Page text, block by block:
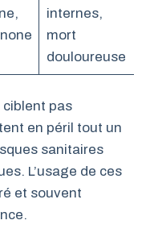
internes,
mort
douloureuse
ciblent pas
en péril tout un
sanitaires
L’usage de ces
et souvent